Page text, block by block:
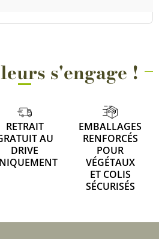
s'engage !
RETRAIT
AU
DRIVE
EMBALLAGES
RENFORCÉS
POUR
VÉGÉTAUX
ET COLIS
SÉCURISÉS